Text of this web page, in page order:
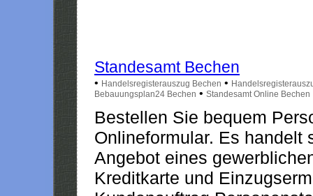
Standesamt Bechen
• Handelsregisterauszug Bechen •
Bebauungsplan24 Bechen • Standesamt Online Bechen
Bestellen Sie bequem
Onlineformular. Es handelt
Angebot eines
Kreditkarte und